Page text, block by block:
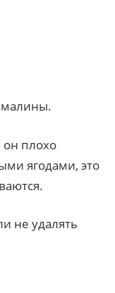
малины.
он плохо
ягодами, это
не удалять